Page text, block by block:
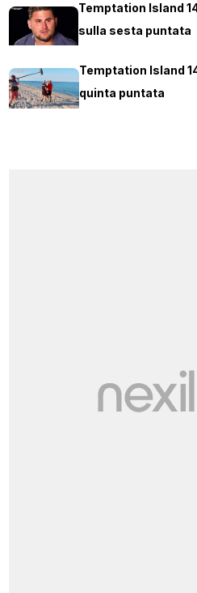
Temptation Island
sulla sesta puntata
Temptation Island
quinta puntata